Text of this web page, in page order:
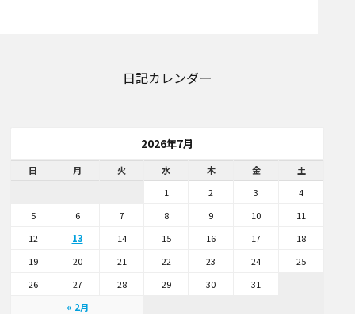
日記カレンダー
2026年7月
日 月 火 水 木 金 土
« 2月
1 2 3
4
5
6 7 8 9 10
11
12
13 14 15 16 17
18
19
20 21 22 23 24
25
26
27 28 29 30 31